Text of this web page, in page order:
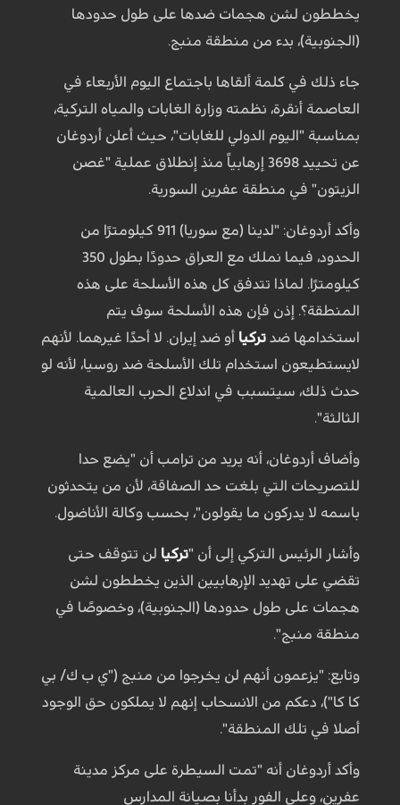
يخططون لشن هجمات ضدها على طول حدودها
(الجنوبية)، بدء من منطقة منبج.
جاء ذلك في كلمة ألقاها باجتماع اليوم الأربعاء في
العاصمة أنقرة، نظمته وزارة الغابات والمياه التركية،
بمناسبة "اليوم الدولي للغابات"، حيث أعلن أردوغان
عن تحييد 3698 إرهابياً منذ إنطلاق عملية "غصن
الزيتون" في منطقة عفرين السورية.
وأكد أردوغان: "لدينا (مع سوريا) 911 كيلومترًا من
الحدود، فيما نملك مع العراق حدودًا بطول 350
كيلومترًا. لماذا تتدفق كل هذه الأسلحة على هذه
المنطقة؟. إذن فإن هذه الأسلحة سوف يتم
استخدامها ضد تركيا أو ضد إيران. لا أحدًا غيرهما. لأنهم
لايستطيعون استخدام تلك الأسلحة ضد روسيا، لأنه لو
حدث ذلك، سيتسبب في اندلاع الحرب العالمية
الثالثة".
وأضاف أردوغان، أنه يريد من ترامب أن "يضع حدا
للتصريحات التي بلغت حد الصفاقة، لأن من يتحدثون
باسمه لا يدركون ما يقولون"، بحسب وكالة الأناضول.
وأشار الرئيس التركي إلى أن "تركيا لن تتوقف حتى
تقضي على تهديد الإرهابيين الذين يخططون لشن
هجمات على طول حدودها (الجنوبية)، وخصوصًا في
منطقة منبج".
وتابع: "يزعمون أنهم لن يخرجوا من منبج ("ي ب ك/ بي
كا كا")، دعكم من الانسحاب إنهم لا يملكون حق الوجود
أصلا في تلك المنطقة".
وأكد أردوغان أنه "تمت السيطرة على مركز مدينة
عفرين، وعلى الفور بدأنا بصيانة المدارس